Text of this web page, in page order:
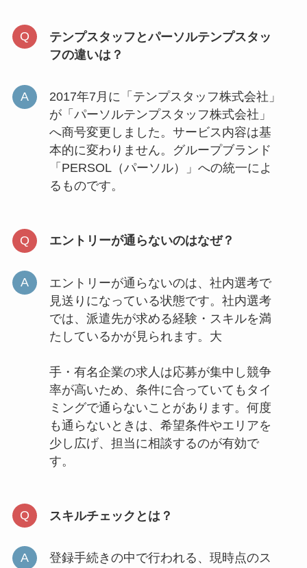
テンプスタッフとパーソルテンプスタッ
フの違いは？
2017年7月に「テンプスタッフ株式会社」
が「パーソルテンプスタッフ株式会社」
へ商号変更しました。サービス内容は基
本的に変わりません。グループブランド
「PERSOL（パーソル）」への統一によ
るものです。
エントリーが通らないのはなぜ？
エントリーが通らないのは、社内選考で
見送りになっている状態です。社内選考
では、派遣先が求める経験・スキルを満
たしているかが見られます。大
手・有名企業の求人は応募が集中し競争
率が高いため、条件に合っていてもタイ
ミングで通らないことがあります。何度
も通らないときは、希望条件やエリアを
少し広げ、担当に相談するのが有効で
す。
スキルチェックとは？
登録手続きの中で行われる、現時点のス